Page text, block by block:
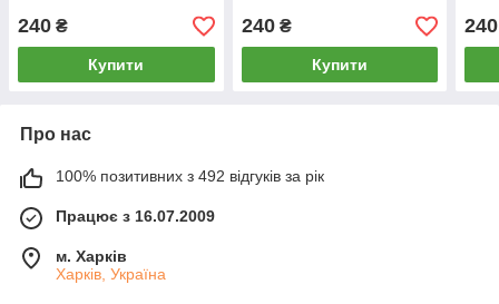
240 ₴
Купити
240₴
Купити
240
Про нас
100% позитивних з 492 відгуків за рік
Працює з 16.07.2009
м. Харків
Харків, Україна